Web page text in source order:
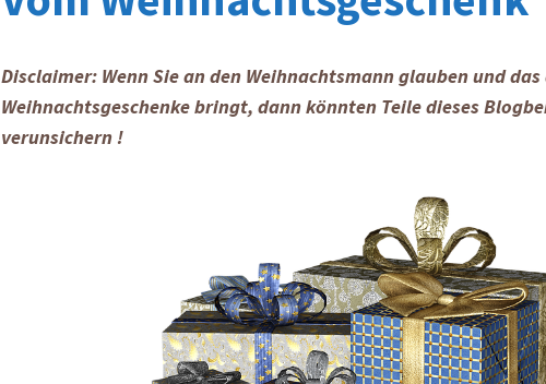
Disclaimer: Wenn Sie an den Weihnachtsmann glauben und
Weihnachtsgeschenke bringt, dann könnten Teile dieses
verunsichern !